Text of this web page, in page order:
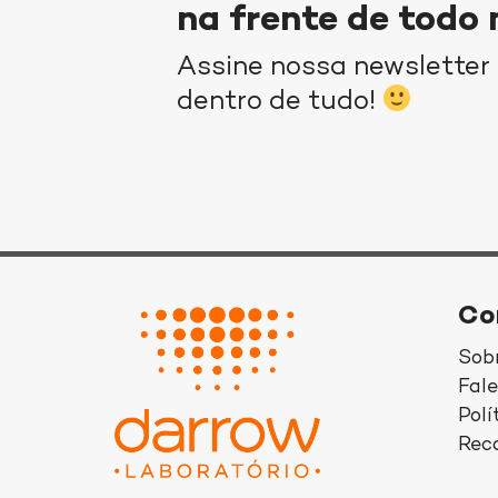
na frente de todo
Assine nossa newsletter
dentro de tudo!